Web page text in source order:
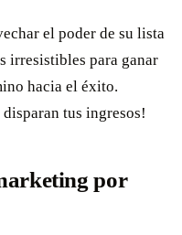
el poder de su lista
irresistibles para ganar
hacia el éxito.
disparan tus ingresos!
por